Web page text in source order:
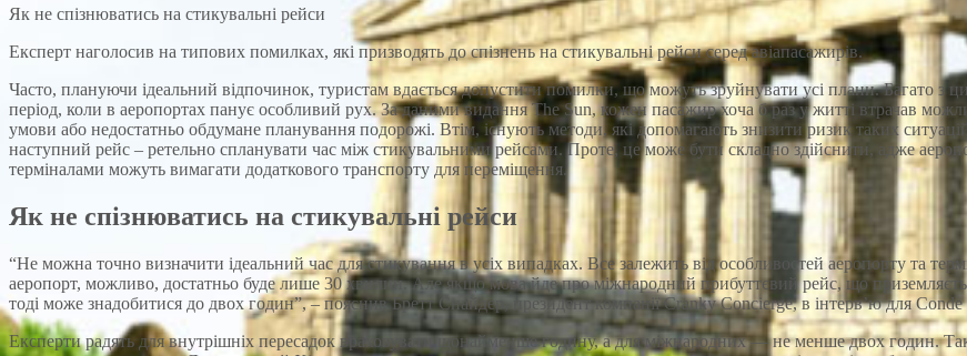
Як не спізнюватись на стикувальні рейси
Експерт наголосив на типових помилках, які призводять до спізнень на стикувальні рейси серед авіапасажирів.
Часто, плануючи ідеальний відпочинок, туристам вдається допустити помилки, що можуть зруйнувати усі плани. Багато з
період, коли в аеропортах панує особливий рух. За даними видання The Sun, кожен пасажир хоча б раз у житті втрачав
умови або недостатньо обдумане планування подорожі. Втім, існують методи, які допомагають знизити ризик таких
наступний рейс – ретельно спланувати час між стикувальними рейсами. Проте, це може бути складно здійснити, адже
терміналами можуть вимагати додаткового транспорту для переміщення.
Як не спізнюватись на стикувальні рейси
“Не можна точно визначити ідеальний час для стикування в усіх випадках. Все залежить від особливостей аеропорту та
аеропорт, можливо, достатньо буде лише 30 хвилин. Але якщо мова йде про міжнародний прибуттєвий рейс, що
тоді може знадобитися до двох годин”, – пояснив Бретт Снайдер, президент компанії Cranky Concierge, в інтерв’ю для Conde
Експерти радять для внутрішніх пересадок враховувати щонайменше годину, а для міжнародних — не менше двох годин.